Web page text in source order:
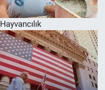
Hayvancılık